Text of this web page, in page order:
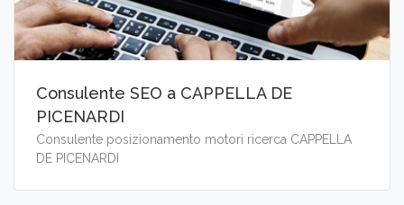
Consulente SEO a CAPPELLA DE
PICENARDI
Consulente posizionamento motori ricerca CAPPELLA
DE PICENARDI